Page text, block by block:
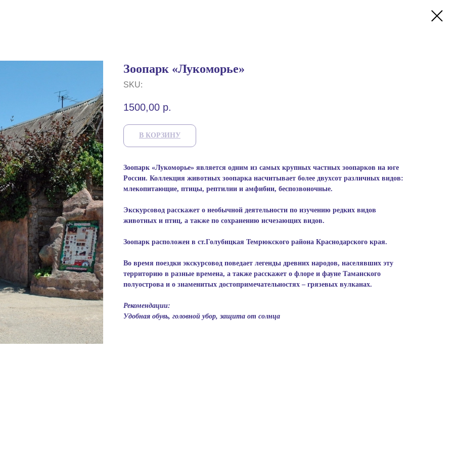
Зоопарк «Лукоморье»
SKU:
1500,00 р.
В КОРЗИНУ
Зоопарк «Лукоморье» является одним из самых крупных частных зоопарков на юге
России. Коллекция животных зоопарка насчитывает более двухсот различных видов:
млекопитающие, птицы, рептилии и амфибии, беспозвоночные.
Экскурсовод расскажет о необычной деятельности по изучению редких видов
животных и птиц, а также по сохранению исчезающих видов.
Зоопарк расположен в ст.Голубицкая Темрюкского района Краснодарского края.
Во время поездки экскурсовод поведает легенды древних на­родов, населявших эту
территорию в разные времена, а также расскажет о флоре и фауне Таманского
полуострова и о знаменитых достопримечательностях – грязевых вулканах.
Рекомендации:
Удобная обувь, головной убор, защита от солнца